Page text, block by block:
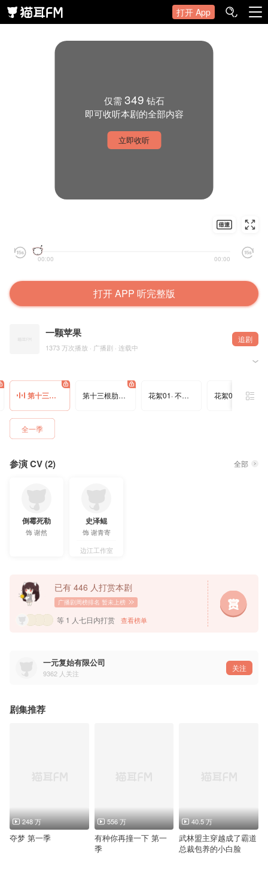
打开 App
仅需349 钻石
即可收听本剧的全部内容
立即收听
00:00 00:00
打开 APP 听完整版
一颗苹果
1373 万次播放 · 广播剧 · 连载中
追剧
孟还 @孟黛玉倒拔垂杨柳 原著，@猫耳FM 出品，@远航声禾 录制，全一季广播剧《一颗苹果
=配音组=
谢然：倒霉死勒@倒霉死勒
谢青寄：史泽鲲@大鲲er
监制/编剧：杨铁锤@曾经老衲满头秀发
音频后期：于非@于非FF
录音师：驼驼@T驼U驼O
录音棚：远航声禾@远航声禾
宣 传：爱吃红富士
字幕组：OCIR·字幕组@OCIR·字幕组
——猫耳FM独家播出，付费内容禁止二改、二传及商用——
第十三根肋骨 · 05 第十三根肋骨 · 06 花絮01· 不要吓我 花絮02 · 身体真好
全一季
参演 CV (2) 全部
倒霉死勒
饰谢然
史泽鲲
饰谢青寄
边江工作室
已有 446 人打赏本剧
广播剧周榜排名 暂未上榜
等 1 人七日内打赏 查看榜单
一元复始有限公司
9362 人关注
关注
剧集推荐
248 万
夺梦 第一季
556 万
有种你再撞一下 第一
季
40.5 万
武林盟主穿越成了霸道
总裁包养的小白脸